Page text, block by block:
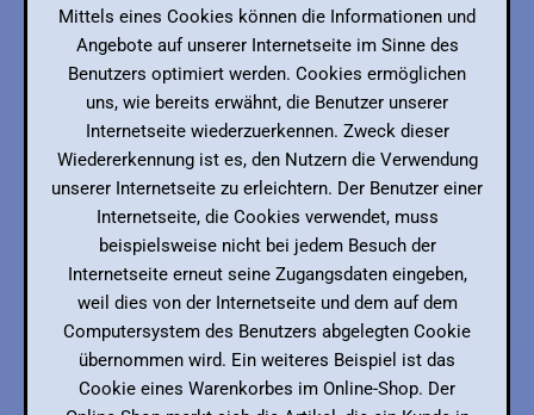
Mittels eines Cookies können die Informationen und
Angebote auf unserer Internetseite im Sinne des
Benutzers optimiert werden. Cookies ermöglichen
uns, wie bereits erwähnt, die Benutzer unserer
Internetseite wiederzuerkennen. Zweck dieser
Wiedererkennung ist es, den Nutzern die Verwendung
unserer Internetseite zu erleichtern. Der Benutzer einer
Internetseite, die Cookies verwendet, muss
beispielsweise nicht bei jedem Besuch der
Internetseite erneut seine Zugangsdaten eingeben,
weil dies von der Internetseite und dem auf dem
Computersystem des Benutzers abgelegten Cookie
übernommen wird. Ein weiteres Beispiel ist das
Cookie eines Warenkorbes im Online-Shop. Der